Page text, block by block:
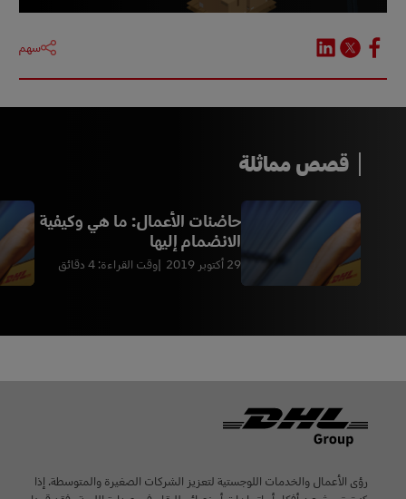
سهم
قصص مماثلة
حاضنات الأعمال: ما هي وكيفية
الانضمام إليها
29 أكتوبر 2019 وقت القراءة: 4 دقائق
رؤى الأعمال والخدمات اللوجستية لتعزيز الشركات الصغيرة والمتوسطة. إذا